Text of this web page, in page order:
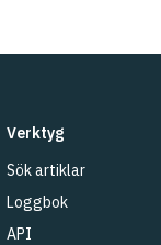
Verktyg
Sök artiklar
Loggbok
API